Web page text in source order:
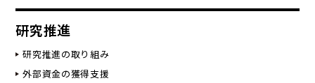
研究推進
研究推進の取り組み
外部資金の獲得支援